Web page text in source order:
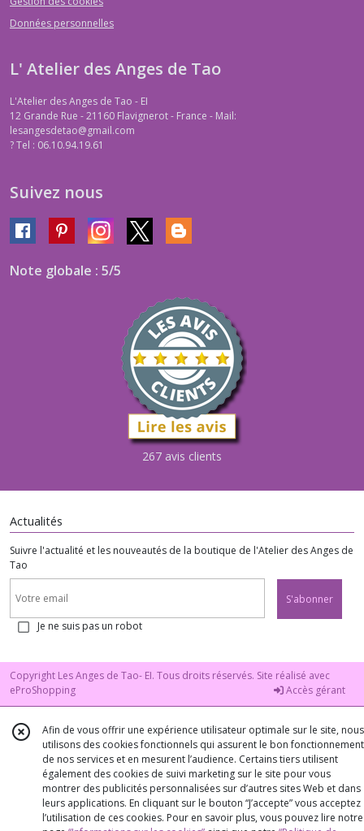
Données personnelles
L' Atelier des Anges de Tao
L'Atelier des Anges de Tao - EI
12 Grande Rue - 21160 Flavignerot - France - Mail:
lesangesdetao@gmail.com
?Tel : 06.10.94.19.61
Suivez nous
Note globale : 5/5
267 avis clients
Actualités
Suivre l'actualité et les nouveautés de la boutique de l'Atelier des Anges de
Tao
S'abonner
Je ne suis pas un robot
Copyright Les Anges de Tao- EI. Tous droits réservés. Site réalisé avec
eProShopping
Accès gérant
Afin de vous offrir une expérience utilisateur optimale sur le site, nous
utilisons des cookies fonctionnels qui assurent le bon fonctionnement
de nos services et en mesurent l’audience. Certains tiers utilisent
également des cookies de suivi marketing sur le site pour vous
montrer des publicités personnalisées sur d’autres sites Web et dans
leurs applications. En cliquant sur le bouton “J’accepte” vous acceptez
l’utilisation de ces cookies. Pour en savoir plus, vous pouvez lire notre